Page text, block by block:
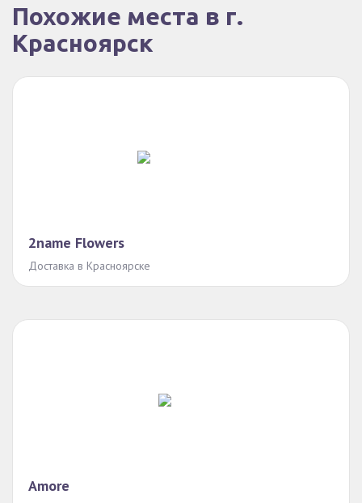
Похожие места в г.
Красноярск
2name Flowers
Доставка в Красноярске
Amore